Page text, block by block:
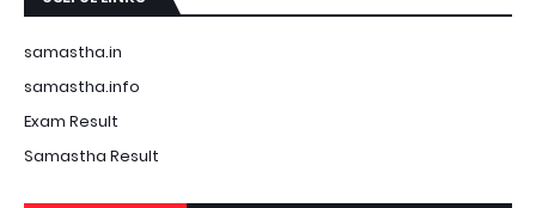
samastha.in
samastha.info
Exam Result
Samastha Result